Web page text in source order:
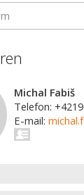
Michal Fabiš
Telefon:
E-mail: